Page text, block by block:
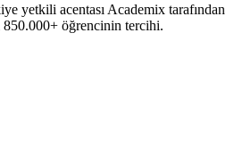
yetkili acentası Academix tarafından
850.000+ öğrencinin tercihi.